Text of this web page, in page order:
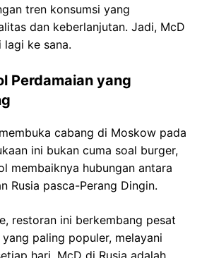
tren konsumsi yang
dan keberlanjutan. Jadi, McD
ke sana.
Perdamaian yang
cabang di Moskow pada
ini bukan cuma soal burger,
membaiknya hubungan antara
Rusia pasca-Perang Dingin.
restoran ini berkembang pesat
paling populer, melayani